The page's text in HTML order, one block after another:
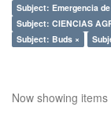
Subject: Emergencia
Subject: CIENCIAS
Subject: Buds ×
Now showing items